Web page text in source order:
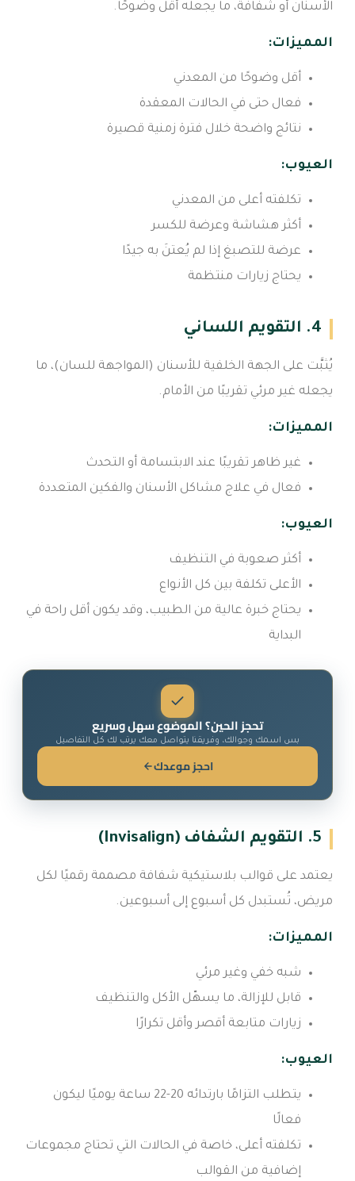
الأسنان أو شفافة، ما يجعله أقل وضوحًا.
المميزات:
أقل وضوحًا من المعدني
فعال حتى في الحالات المعقدة
نتائج واضحة خلال فترة زمنية قصيرة
العيوب:
تكلفته أعلى من المعدني
أكثر هشاشة وعرضة للكسر
عرضة للتصبغ إذا لم يُعتنَ به جيدًا
يحتاج زيارات منتظمة
4. التقويم اللساني
يُثبَّت على الجهة الخلفية للأسنان (المواجهة للسان)، ما
يجعله غير مرئي تقريبًا من الأمام.
المميزات:
غير ظاهر تقريبًا عند الابتسامة أو التحدث
فعال في علاج مشاكل الأسنان والفكين المتعددة
العيوب:
أكثر صعوبة في التنظيف
الأعلى تكلفة بين كل الأنواع
يحتاج خبرة عالية من الطبيب، وقد يكون أقل راحة في
البداية
تحجز الحين؟ الموضوع سهل وسريع
بس اسمك وجوالك، وفريقنا يتواصل معك يرتب لك كل التفاصيل
احجز موعدك
5. التقويم الشفاف (Invisalign)
يعتمد على قوالب بلاستيكية شفافة مصممة رقميًا لكل
مريض، تُستبدل كل أسبوع إلى أسبوعين.
المميزات:
شبه خفي وغير مرئي
قابل للإزالة، ما يسهّل الأكل والتنظيف
زيارات متابعة أقصر وأقل تكرارًا
العيوب:
يتطلب التزامًا بارتدائه 20-22 ساعة يوميًا ليكون
فعالًا
تكلفته أعلى، خاصة في الحالات التي تحتاج مجموعات
إضافية من القوالب